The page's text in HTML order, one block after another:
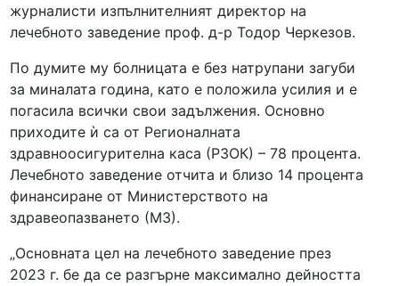
журналисти изпълнителният директор на
лечебното заведение проф. д-р Тодор Черкезов.
По думите му болницата е без натрупани загуби
за миналата година, като е положила усилия и е
погасила всички свои задължения. Основно
приходите ѝ са от Регионалната
здравноосигурителна каса (РЗОК) – 78 процента.
Лечебното заведение отчита и близо 14 процента
финансиране от Министерството на
здравеопазването (МЗ).
„Основната цел на лечебното заведение през
2023 г. бе да се разгърне максимално дейността